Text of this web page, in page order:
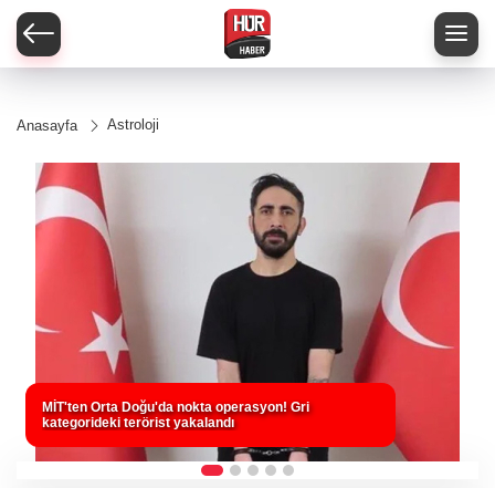
Anasayfa Astroloji
MİT'ten Orta Doğu'da nokta operasyon! Gri
kategorideki terörist yakalandı